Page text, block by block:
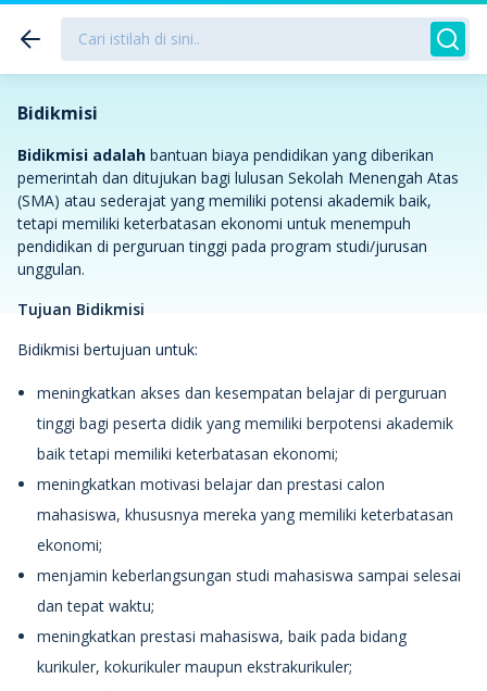
Bidikmisi
Bidikmisi adalah bantuan biaya pendidikan yang diberikan
pemerintah dan ditujukan bagi lulusan Sekolah Menengah Atas
(SMA) atau sederajat yang memiliki potensi akademik baik,
tetapi memiliki keterbatasan ekonomi untuk menempuh
pendidikan di perguruan tinggi pada program studi/jurusan
unggulan.
Tujuan Bidikmisi
Bidikmisi bertujuan untuk:
meningkatkan akses dan kesempatan belajar di perguruan
tinggi bagi peserta didik yang memiliki berpotensi akademik
baik tetapi memiliki keterbatasan ekonomi;
meningkatkan motivasi belajar dan prestasi calon
mahasiswa, khususnya mereka yang memiliki keterbatasan
ekonomi;
menjamin keberlangsungan studi mahasiswa sampai selesai
dan tepat waktu;
meningkatkan prestasi mahasiswa, baik pada bidang
kurikuler, kokurikuler maupun ekstrakurikuler;